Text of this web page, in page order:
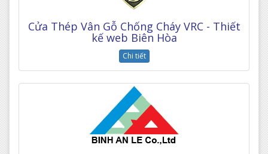
Cửa Thép Vân Gỗ Chống Cháy VRC - Thiết
kế web Biên Hòa
Chi tiết